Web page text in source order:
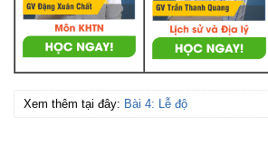
Xem thêm tại đây: Bài 4: Lễ độ